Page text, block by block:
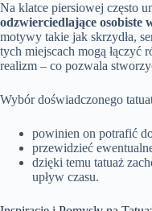
Na klatce piersiowej często
odzwierciedlające osobiste
motywy takie jak skrzydła,
tych miejscach mogą łączyć
realizm – co pozwala
Wybór doświadczonego
powinien on potrafić
przewidzieć
dzięki temu tatuaż
upływ czasu.